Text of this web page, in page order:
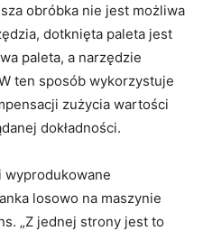
obróbka nie jest możliwa
dotknięta paleta jest
paleta, a narzędzie
ten sposób wykorzystuje
zużycia wartości
dokładności.
wyprodukowane
losowo na maszynie
„Z jednej strony jest to